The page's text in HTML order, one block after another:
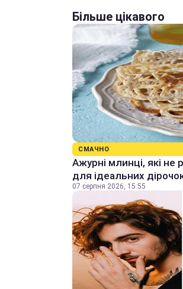
Більше цікавого
СМАЧНО
Ажурні млинці, які не
для ідеальних
07 серпня 2026, 15:55